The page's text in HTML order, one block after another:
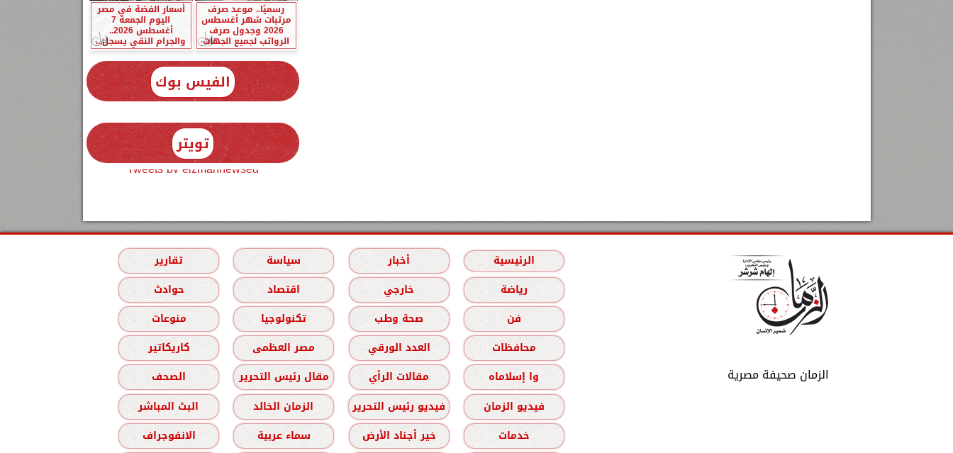
رسميًا.. موعد صرف
مرتبات شهر أغسطس
2026 وجدول صرف
الرواتب لجميع الجهات
أسعار الفضة في مصر
اليوم الجمعة 7
أغسطس 2026..
والجرام النقي يسجل...
الفيس بوك
تويتر
Tweets by elzmannewseg
الزمان صحيفة مصرية
الرئيسية أخبار سياسة
تقارير
رياضة
خارجي اقتصاد
حوادث
فن
صحة وطب تكنولوجيا
منوعات
محافظات
العدد الورقي مصر العظمى
كاريكاتير
وا إسلاماه
مقالات الرأي مقال رئيس التحرير
الصحف
فيديو الزمان
فيديو رئيس التحرير الزمان الخالد
البث المباشر
خدمات
خير أجناد الأرض سماء عربية الانفوجراف